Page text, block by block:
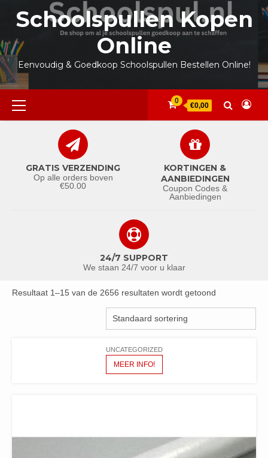
inhoud
Schoolspullen Kopen
Online
Eenvoudig & Goedkoop Schoolspullen Bestellen Online!
Primair
menu
0
€0,00
GRATIS VERZENDING
Op alle orders boven
€50.00
KORTINGEN &
AANBIEDINGEN
Coupon Codes &
Aanbiedingen
24/7 SUPPORT
We staan 24/7 voor u klaar
Resultaat 1–15 van de 2656 resultaten wordt getoond
UNCATEGORIZED
MEER INFO!